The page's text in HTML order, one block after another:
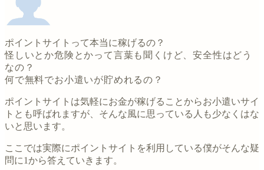
ポイントサイトって本当に稼げるの？
怪しいとか危険とかって言葉も聞くけど、安全性はどう
なの？
何で無料でお小遣いが貯めれるの？
ポイントサイトは気軽にお金が稼げることからお小遣いサイ
トとも呼ばれますが、そんな風に思っている人も少なくはな
いと思います。
ここでは実際にポイントサイトを利用している僕がそんな疑
問に1から答えていきます。